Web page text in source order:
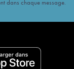
dans chaque message.